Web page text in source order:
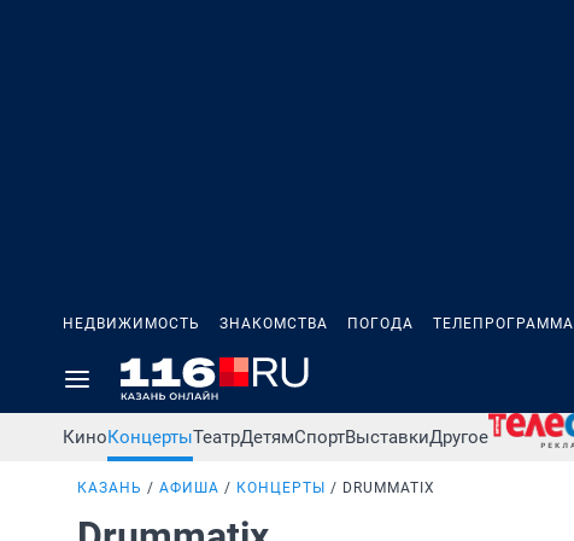
НЕДВИЖИМОСТЬ ЗНАКОМСТВА ПОГОДА ТЕЛЕПРОГРАММА
КиноКонцертыТеатрДетямСпортВыставкиДругое
КАЗАНЬ АФИША КОНЦЕРТЫ DRUMMATIX